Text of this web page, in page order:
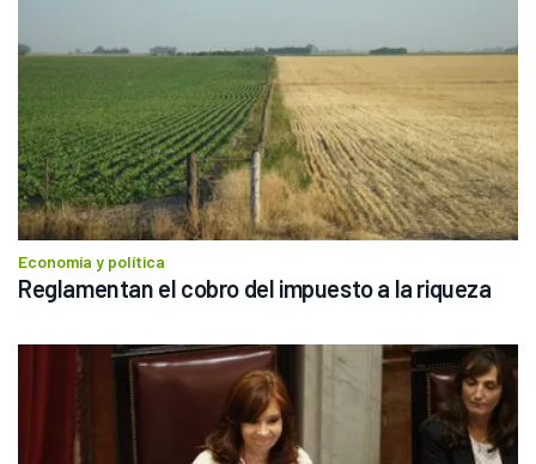
Economía y política
Reglamentan el cobro del impuesto a la riqueza